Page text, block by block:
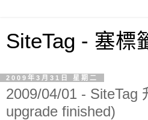
SiteTag - 塞標
2009年3月31日 星期二
2009/04/01 - SiteTag
upgrade finished)